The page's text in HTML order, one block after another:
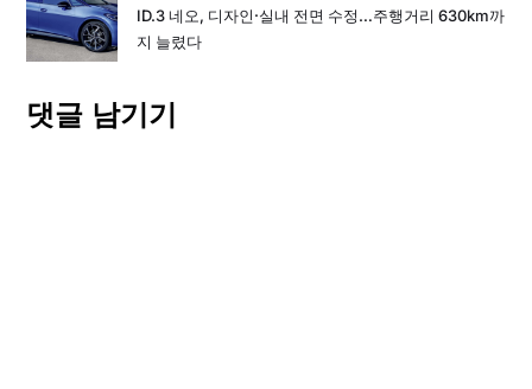
ID.3 네오, 디자인·실내 전면 수정…주행거리 630km까
지 늘렸다
댓글 남기기